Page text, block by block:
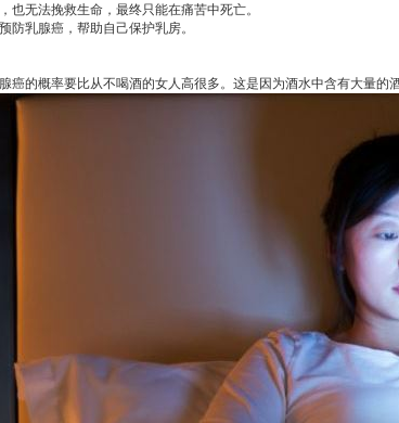
也无法挽救生命，最终只能在痛苦中死亡。
乳腺癌，帮助自己保护乳房。
的概率要比从不喝酒的女人高很多。这是因为酒水中含有大量的